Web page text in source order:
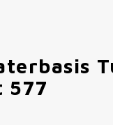
577